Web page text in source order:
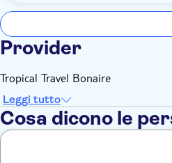
Provider
Tropical Travel Bonaire
Leggi tutto
Cosa dicono le